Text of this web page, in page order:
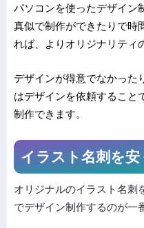
パソコンを使ったデザイン
真似で制作ができたりで時
れば、よりオリジナリティ
デザインが得意でなかった
はデザインを依頼すること
制作できます。
イラスト名刺を
オリジナルのイラスト名刺
でデザイン制作するのが一